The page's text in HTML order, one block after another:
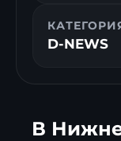
D-NEWS
В